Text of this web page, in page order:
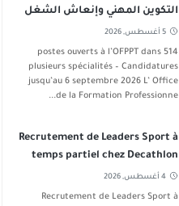
التكوين المهني وإنعاش الشغل
شتنبر 2026
5 أغسطس, 2026
514 postes ouverts à l’OFPPT dans
plusieurs spécialités – Candidatures
jusqu’au 6 septembre 2026 L’ Office
de la Formation Professionne...
Recrutement de Leaders Sport à
temps partiel chez Decathlon
Aïn Sebaâ
4 أغسطس, 2026
Recrutement de Leaders Sport à